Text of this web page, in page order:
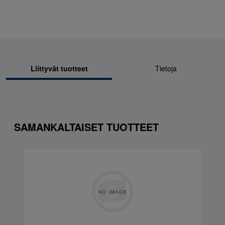
Liittyvät tuotteet Tietoja
SAMANKALTAISET TUOTTEET